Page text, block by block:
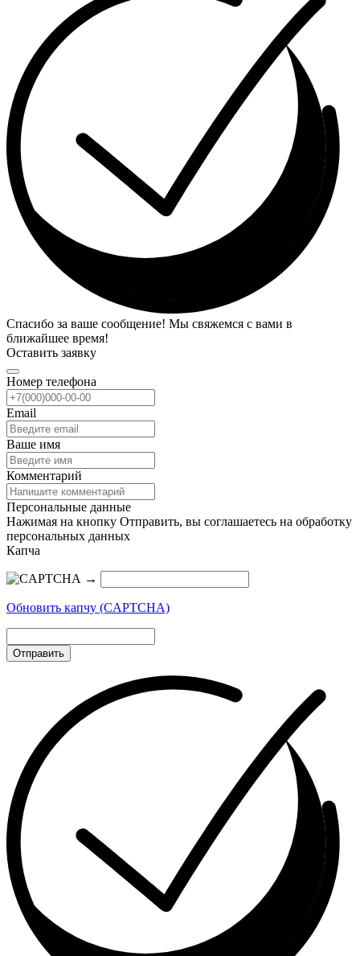
Спасибо за ваше сообщение! Мы свяжемся с вами в
ближайшее время!
Оставить заявку
Номер телефона
Email
Ваше имя
Комментарий
Персональные данные
Нажимая на кнопку Отправить, вы соглашаетесь на обработку
персональных данных
Капча
→
Обновить капчу (CAPTCHA)
Отправить